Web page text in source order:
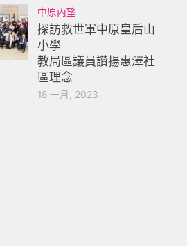
中原內望
探訪救世軍中原皇后山
小學
教局區議員讚揚惠澤社
區理念
18 一月, 2023